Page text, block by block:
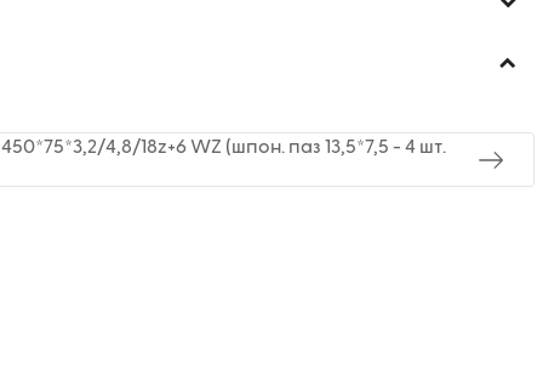
4,8/18z+6 WZ (шпон. паз 13,5*7,5 - 4 шт.